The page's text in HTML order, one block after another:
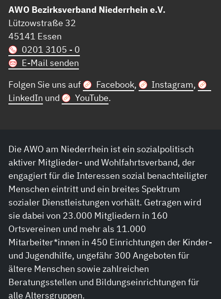
AWO Bezirksverband Niederrhein e.V.
Lützowstraße 32
45141 Essen
0201 3105 - 0
E-Mail senden
Folgen Sie uns auf
Facebook, Instagram,
LinkedIn und YouTube.
Die AWO am Niederrhein ist ein sozialpolitisch
aktiver Mitglieder- und Wohlfahrtsverband, der
engagiert für die Interessen sozial benachteiligter
Menschen eintritt und ein breites Spektrum
sozialer Dienstleistungen vorhält. Getragen wird
sie dabei von 23.000 Mitgliedern in 160
Ortsvereinen und mehr als 11.000
Mitarbeiter*innen in 450 Einrichtungen der Kinder-
und Jugendhilfe, ungefähr 300 Angeboten für
ältere Menschen sowie zahlreichen
Beratungsstellen und Bildungseinrichtungen für
alle Altersgruppen.